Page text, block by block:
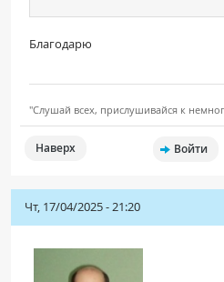
Благодарю
"Слушай всех, прислушивайся к
Наверх Войти
Чт, 17/04/2025 - 21:20